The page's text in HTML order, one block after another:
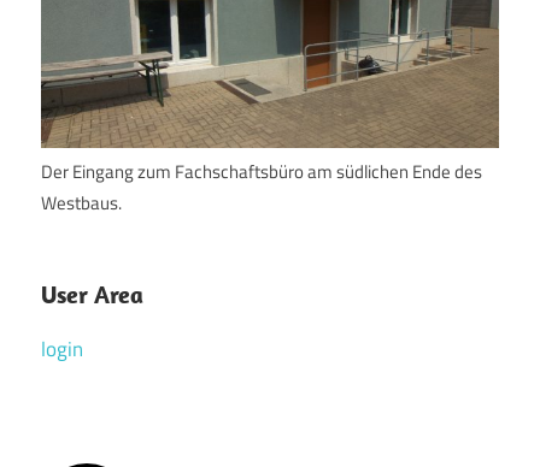
Der Eingang zum Fachschaftsbüro am südlichen Ende des
Westbaus.
User Area
login